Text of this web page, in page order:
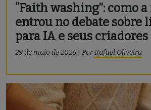
“Faith washing”: como
entrou no debate sobre
para IA e seus criadores
29 de maio de 2026 PorRafael Oliveira